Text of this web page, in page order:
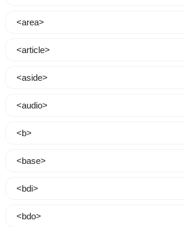
<area>
<article>
<aside>
<audio>
<b>
<base>
<bdi>
<bdo>